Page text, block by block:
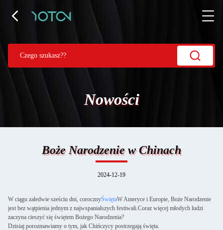
Nowości
Boże Narodzenie w Chinach
2024-12-19
W ciągu zaledwie sześciu dni, corocznyŚwiętaW Ameryce i Europie, Boże Narodzenie
jest bez wątpienia jednym z najwspanialszych festiwali.Coraz więcej młodych ludzi
zaczyna cieszyć się świętem Bożego Narodzenia?
Dzisiaj porozmawiamy o tym, jak Chińczycy postrzegają święta.